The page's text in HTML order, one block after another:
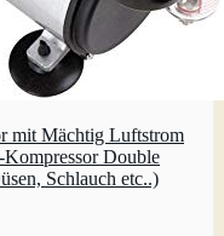
mit Mächtig Luftstrom
Double
Schlauch etc..)